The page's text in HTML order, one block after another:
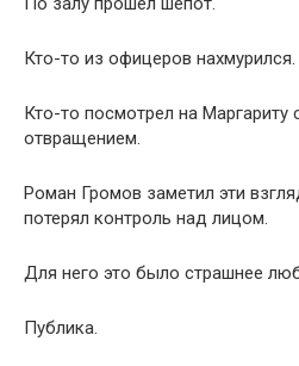
Кто-то из офицеров нахмурился.
Кто-то посмотрел на Маргариту
отвращением.
Роман Громов заметил эти
потерял контроль над лицом.
Для него это было страшнее
Публика.